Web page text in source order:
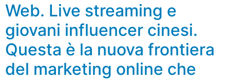
Web. Live streaming e
giovani influencer cinesi.
Questa è la nuova frontiera
del marketing online che